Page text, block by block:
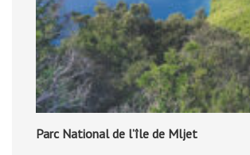
Parc National de l’île de Mljet